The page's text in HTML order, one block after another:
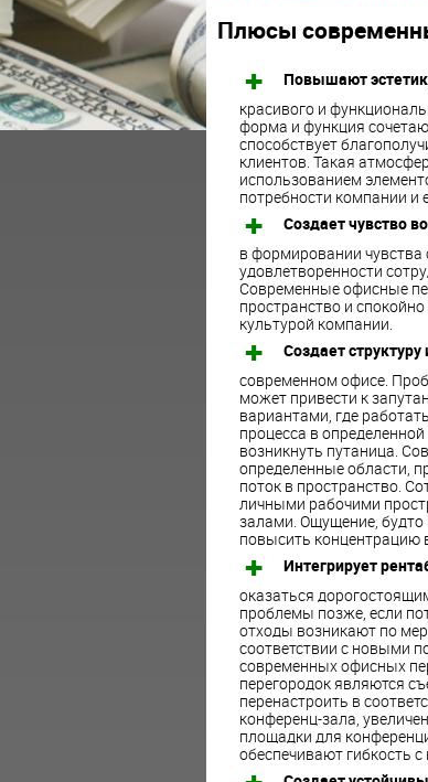
Плюсы
Повышают
красивого и
форма и функция
способствует
клиентов. Такая
использованием
потребности компании и
Создает чувство
в формировании чувства
удовлетворенности
Современные офисные
пространство и
культурой компании.
Создает структуру
современном офисе.
может привести к
вариантами, где
процесса в
возникнуть путаница.
определенные области,
поток в пространство.
личными рабочими
залами. Ощущение,
повысить концентрацию
Интегрирует
оказаться
проблемы позже, если
отходы возникают по
соответствии с новыми
современных офисных
перегородок являются
перенастроить в
конференц-зала,
площадки для
обеспечивают гибкость